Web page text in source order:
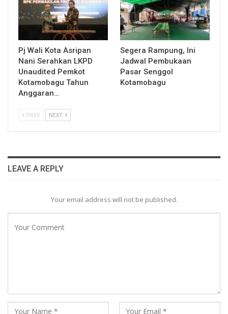
Pj Wali Kota Asripan
Nani Serahkan LKPD
Unaudited Pemkot
Kotamobagu Tahun
Anggaran…
Segera Rampung, Ini
Jadwal Pembukaan
Pasar Senggol
Kotamobagu
PREV NEXT
LEAVE A REPLY
Your email address will not be published.